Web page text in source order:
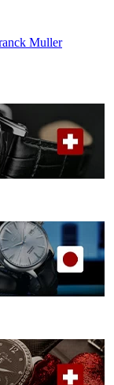
Muller